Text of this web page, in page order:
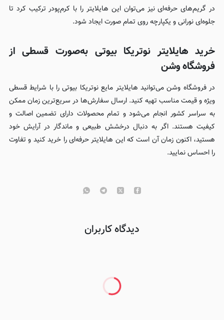
در گریم‌های حرفه‌ای نیز می‌توان این هایلایتر را با کرم‌پودر ترکیب کرد تا
جلوه‌ای نورانی و یکپارچه روی تمام صورت ایجاد شود.
خرید هایلایتر نوتریکا بیوتی به‌صورت قسطی از
فروشگاهوشن
در فروشگاه وشن می‌توانید هایلایتر مایع نوتریکا بیوتی را با شرایط قسطی
ویژه و قیمت مناسب تهیه کنید. ارسال سفارش‌ها در سریع‌ترین زمان ممکن
به سراسر کشور انجام می‌شود و تمام محصولات دارای تضمین اصالت و
کیفیت هستند. اگر به دنبال درخشش طبیعی و ماندگار در آرایش خود
هستید، اکنون زمان آن است که این هایلایتر حرفه‌ای را خرید کنید و تفاوت
را احساس نمایید.
دیدگاه کاربران